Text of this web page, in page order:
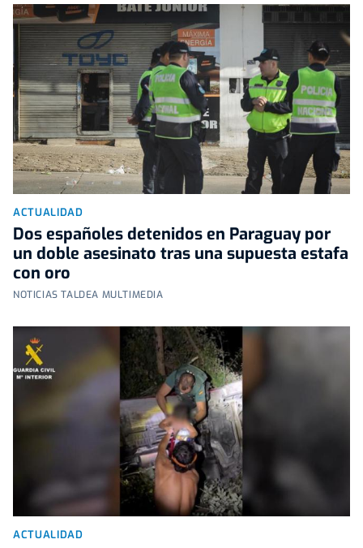
ACTUALIDAD
Dos españoles detenidos en Paraguay por
un doble asesinato tras una supuesta estafa
con oro
NOTICIAS TALDEA MULTIMEDIA
ACTUALIDAD